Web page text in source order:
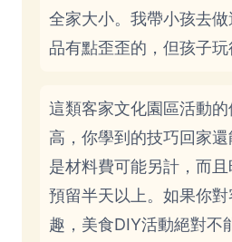
全家大小。我帶小孩去
品有點歪歪的，但孩子玩
這類客家文化園區活動
高，你學到的技巧回家
是材料費可能另計，而
預留半天以上。如果你
趣，美食DIY活動絕對不